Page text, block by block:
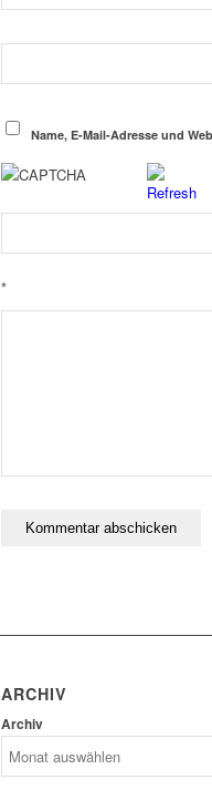
Name, E-Mail-Adresse und
*
ARCHIV
Archiv